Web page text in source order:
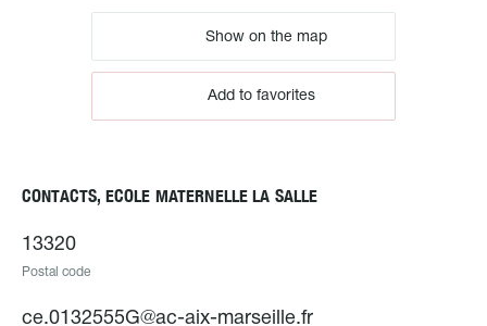
Show on the map
Add to favorites
CONTACTS, ECOLE MATERNELLE LA SALLE
13320
Postal code
ce.0132555G@ac-aix-marseille.fr